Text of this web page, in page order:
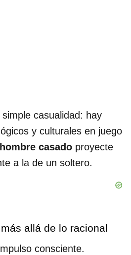
casualidad: hay
y culturales en juego
hombre casado proyecte
a la de un soltero.
allá de lo racional
consciente.